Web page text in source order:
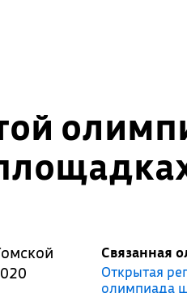
Связанная
Открытая
олимпиада